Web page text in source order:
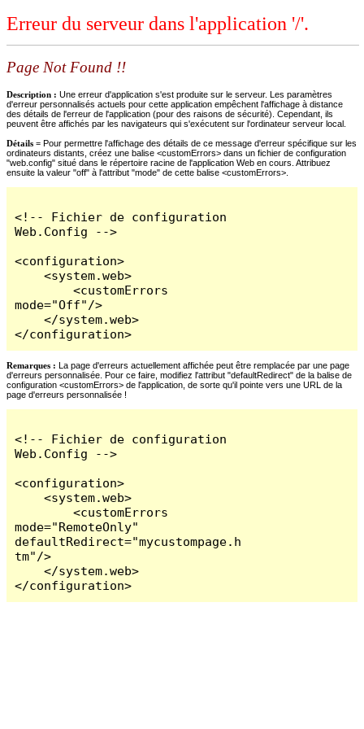
Erreur du serveur dans l'application '/'.
Page Not Found !!
Description : Une erreur d'application s'est produite sur le serveur. Les paramètres
d'erreur personnalisés actuels pour cette application empêchent l'affichage à distance
des détails de l'erreur de l'application (pour des raisons de sécurité). Cependant, ils
peuvent être affichés par les navigateurs qui s'exécutent sur l'ordinateur serveur local.
Détails = Pour permettre l'affichage des détails de ce message d'erreur spécifique sur les
ordinateurs distants, créez une balise <customErrors> dans un fichier de configuration
"web.config" situé dans le répertoire racine de l'application Web en cours. Attribuez
ensuite la valeur "off" à l'attribut "mode" de cette balise <customErrors>.
<!-- Fichier de configuration
Web.Config -->
<configuration>
    <system.web>
        <customErrors
mode="Off"/>
    </system.web>
</configuration>
Remarques : La page d'erreurs actuellement affichée peut être remplacée par une page
d'erreurs personnalisée. Pour ce faire, modifiez l'attribut "defaultRedirect" de la balise de
configuration <customErrors> de l'application, de sorte qu'il pointe vers une URL de la
page d'erreurs personnalisée !
<!-- Fichier de configuration
Web.Config -->
<configuration>
    <system.web>
        <customErrors
mode="RemoteOnly"
defaultRedirect="mycustompage.h
tm"/>
    </system.web>
</configuration>